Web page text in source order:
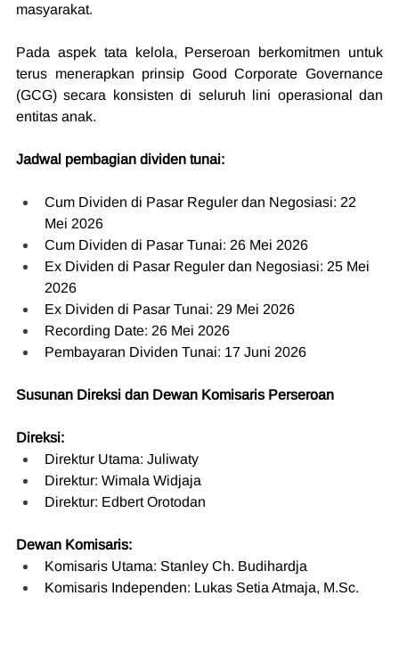
masyarakat.
Pada aspek tata kelola, Perseroan berkomitmen untuk
terus menerapkan prinsip Good Corporate Governance
(GCG) secara konsisten di seluruh lini operasional dan
entitas anak.
Jadwal pembagian dividen tunai:
Cum Dividen di Pasar Reguler dan Negosiasi: 22
Mei 2026
Cum Dividen di Pasar Tunai: 26 Mei 2026
Ex Dividen di Pasar Reguler dan Negosiasi: 25 Mei
2026
Ex Dividen di Pasar Tunai: 29 Mei 2026
Recording Date: 26 Mei 2026
Pembayaran Dividen Tunai: 17 Juni 2026
Susunan Direksi dan Dewan Komisaris Perseroan
Direksi:
Direktur Utama: Juliwaty
Direktur: Wimala Widjaja
Direktur: Edbert Orotodan
Dewan Komisaris:
Komisaris Utama: Stanley Ch. Budihardja
Komisaris Independen: Lukas Setia Atmaja, M.Sc.